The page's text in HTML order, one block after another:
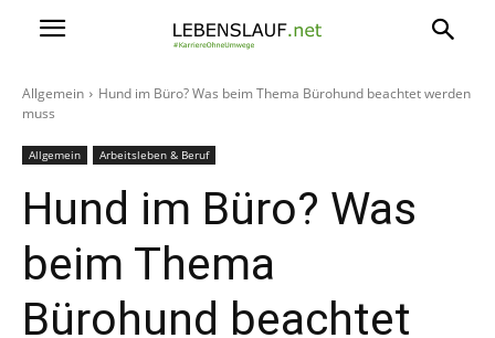
Allgemein
Hund im Büro? Was beim Thema Bürohund beachtet werden
muss
Allgemein Arbeitsleben & Beruf
Hund im Büro? Was
beim Thema
Bürohund beachtet